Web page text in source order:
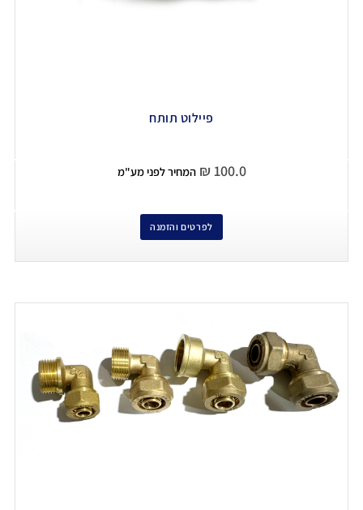
פיילוט תותח
₪ 100.0 המחיר לפני מע"מ
לפרטים והזמנה